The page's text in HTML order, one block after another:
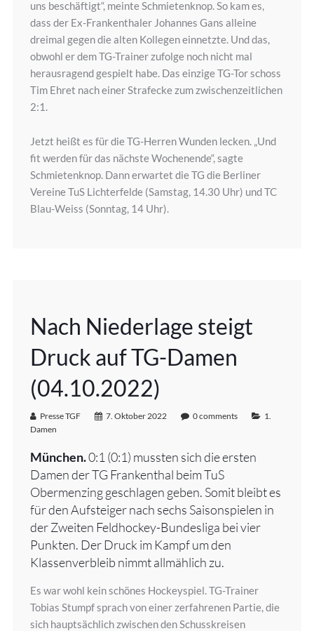
uns beschäftigt“, meinte Schmietenknop. So kam es,
dass der Ex-Frankenthaler Johannes Gans alleine
dreimal gegen die alten Kollegen einnetzte. Und das,
obwohl er dem TG-Trainer zufolge noch nicht mal
herausragend gespielt habe. Das einzige TG-Tor schoss
Tim Ehret nach einer Strafecke zum zwischenzeitlichen
2:1.
Jetzt heißt es für die TG-Herren Wunden lecken. „Und
fit werden für das nächste Wochenende“, sagte
Schmietenknop. Dann erwartet die TG die Berliner
Vereine TuS Lichterfelde (Samstag, 14.30 Uhr) und TC
Blau-Weiss (Sonntag, 14 Uhr).
Nach Niederlage steigt
Druck auf TG-Damen
(04.10.2022)
Presse TGF 7. Oktober 2022 0 comments
1.
Damen
München.0:1 (0:1) mussten sich die ersten
Damen der TG Frankenthal beim TuS
Obermenzing geschlagen geben. Somit bleibt es
für den Aufsteiger nach sechs Saisonspielen in
der Zweiten Feldhockey-Bundesliga bei vier
Punkten. Der Druck im Kampf um den
Klassenverbleib nimmt allmählich zu.
Es war wohl kein schönes Hockeyspiel. TG-Trainer
Tobias Stumpf sprach von einer zerfahrenen Partie, die
sich hauptsächlich zwischen den Schusskreisen